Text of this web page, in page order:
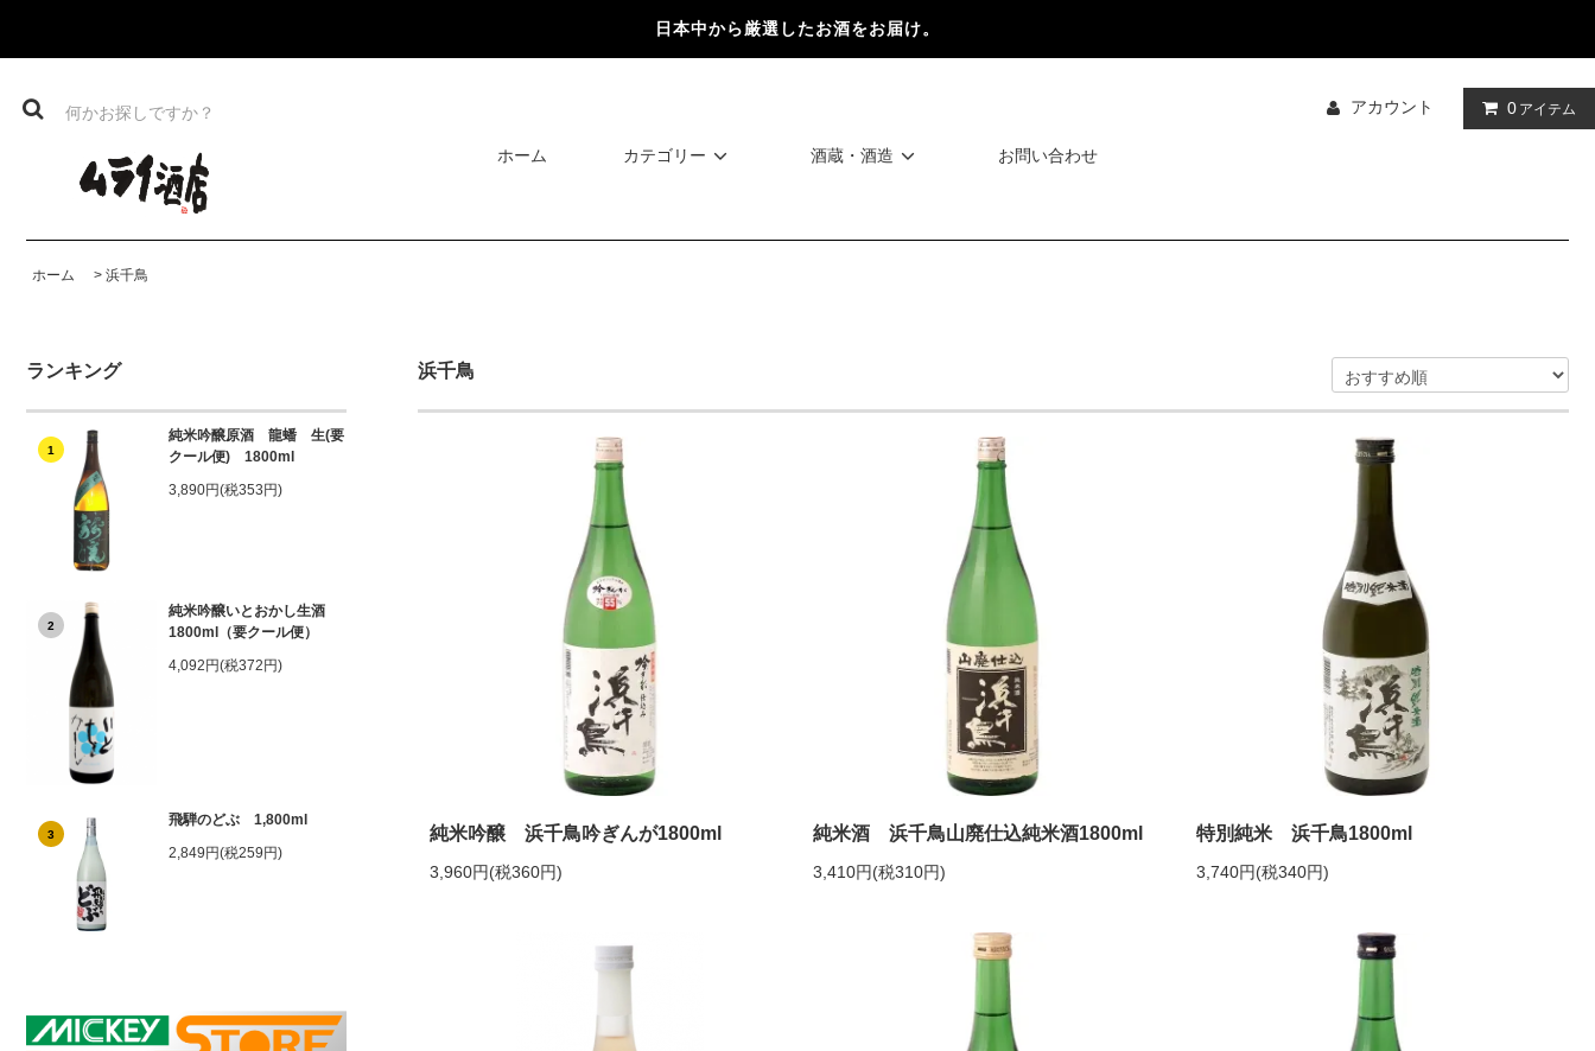
日本中から厳選したお酒をお届け。
アカウント 0 アイテム
ホーム カテゴリー 酒蔵・酒造 お問い合わせ
ホーム > 浜千鳥
ランキング
1
純米吟醸原酒 龍蟠 生(要
クール便) 1800ml
3,890円(税353円)
2
純米吟醸いとおかし生酒
1800ml（要クール便）
4,092円(税372円)
3
飛騨のどぶ 1,800ml
2,849円(税259円)
浜千鳥
純米吟醸 浜千鳥吟ぎんが1800ml
3,960円(税360円)
純米酒 浜千鳥山廃仕込純米酒1800ml
3,410円(税310円)
特別純米 浜千鳥1800ml
3,740円(税340円)